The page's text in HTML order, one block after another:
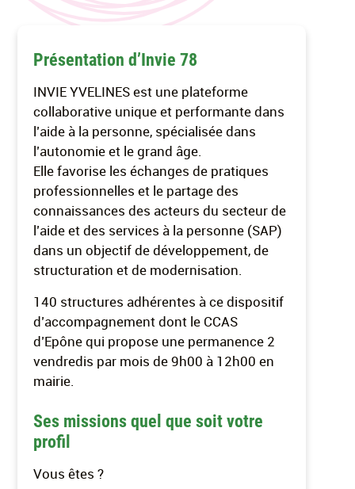
Présentation d’Invie 78
INVIE YVELINES est une plateforme
collaborative unique et performante dans
l’aide à la personne, spécialisée dans
l’autonomie et le grand âge.
Elle favorise les échanges de pratiques
professionnelles et le partage des
connaissances des acteurs du secteur de
l’aide et des services à la personne (SAP)
dans un objectif de développement, de
structuration et de modernisation.
140 structures adhérentes à ce dispositif
d’accompagnement dont le CCAS
d’Epône qui propose une permanence 2
vendredis par mois de 9h00 à 12h00 en
mairie.
Ses missions quel que soit votre
profil
Vous êtes ?